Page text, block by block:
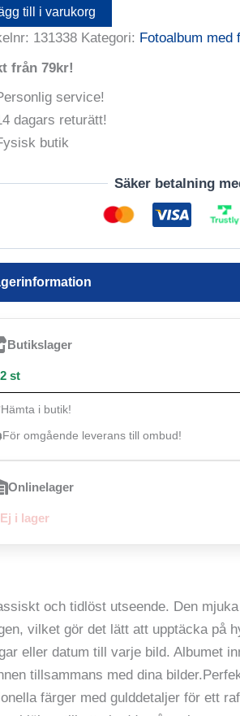
till i varukorg
131338 Kategori: Fotoalbum med
från 79kr!
service!
dagars returätt!
butik
Säker betalning
Butikslager
2 st
Hämta i butik!
För omgående leverans till ombud!
Onlinelager
Ej i lager
och tidlöst utseende. Den
vilket gör det lätt att upptäcka på
eller datum till varje bild. Albumet
tillsammans med dina
färger med gulddetaljer för ett